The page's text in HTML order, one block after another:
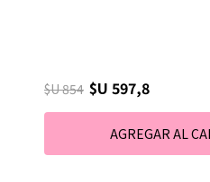
$U 854 $U 597,8